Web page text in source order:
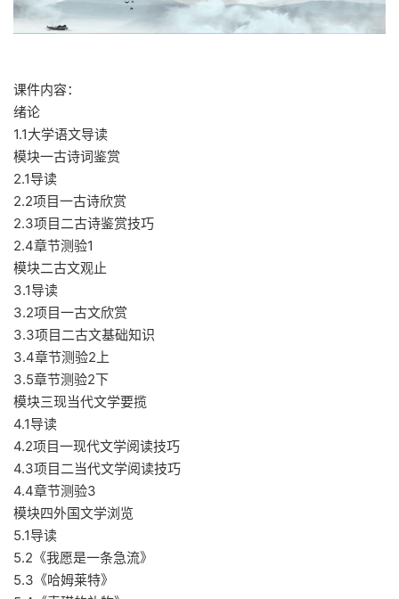
课件内容：
绪论
1.1大学语文导读
模块一古诗词鉴赏
2.1导读
2.2项目一古诗欣赏
2.3项目二古诗鉴赏技巧
2.4章节测验1
模块二古文观止
3.1导读
3.2项目一古文欣赏
3.3项目二古文基础知识
3.4章节测验2上
3.5章节测验2下
模块三现当代文学要揽
4.1导读
4.2项目一现代文学阅读技巧
4.3项目二当代文学阅读技巧
4.4章节测验3
模块四外国文学浏览
5.1导读
5.2《我愿是一条急流》
5.3《哈姆莱特》